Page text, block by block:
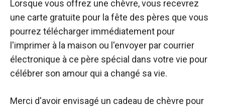
Lorsque vous offrez une chèvre, vous recevrez
une carte gratuite pour la fête des pères que vous
pourrez télécharger immédiatement pour
l'imprimer à la maison ou l'envoyer par courrier
électronique à ce père spécial dans votre vie pour
célébrer son amour qui a changé sa vie.
Merci d'avoir envisagé un cadeau de chèvre pour